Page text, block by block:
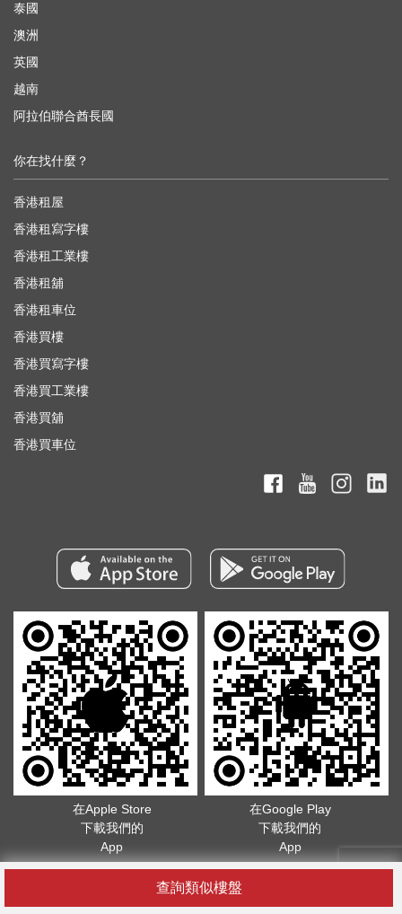
查詢類似樓盤
泰國
澳洲
英國
越南
阿拉伯聯合酋長國
你在找什麼？
香港租屋
香港租寫字樓
香港租工業樓
香港租舖
香港租車位
香港買樓
香港買寫字樓
香港買工業樓
香港買舖
香港買車位
在Apple Store
下載我們的
App
在Google Play
下載我們的
App
版權所有©2026. 不得轉載服務條款